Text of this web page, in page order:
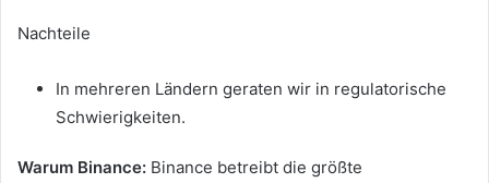
Nachteile
In mehreren Ländern geraten wir in regulatorische
Schwierigkeiten.
Warum Binance: Binance betreibt die größte